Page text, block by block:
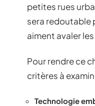
petites rues
sera redoutable
aiment avaler
Pour rendre ce
critères à
Technologie